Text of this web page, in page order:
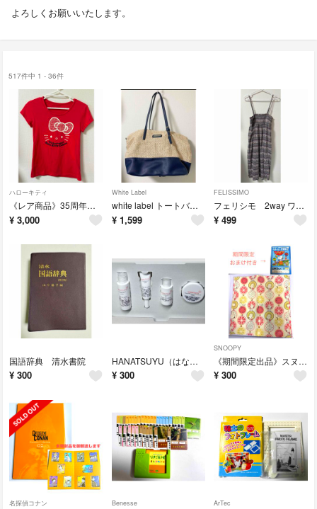
よろしくお願いいたします。
517件中 1 - 36件
ハローキティ
《レア商品》35周年記念 ハローキティ tシャツ Lサイズ
¥ 3,000
White Label
white label トートバッグ
¥ 1,599
FELISSIMO
フェリシモ 2way ワンピース Mサイズ
¥ 499
国語辞典 清水書院
¥ 300
HANATSUYU（はなつゆ）トライアルセット
¥ 300
SNOOPY
《期間限定出品》スヌーピー トートバッグ フルーツ柄 ＊自由帳付き
¥ 300
名探偵コナン Benesse ArTec